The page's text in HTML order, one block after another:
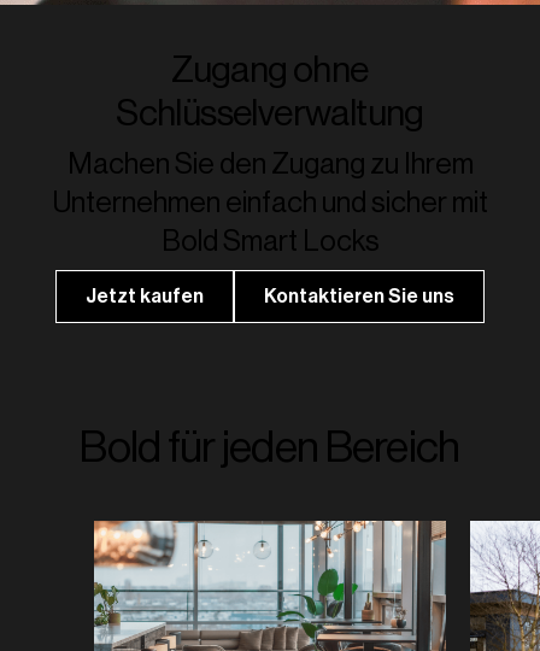
Zugang ohne
Schlüsselverwaltung
Machen Sie den Zugang zu Ihrem
Unternehmen einfach und sicher mit
Bold Smart Locks
Jetzt kaufen Kontaktieren Sie uns
Bold für jeden Bereich